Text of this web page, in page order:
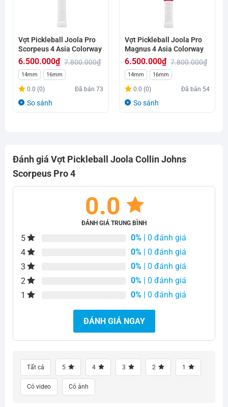
Vợt Pickleball Joola Pro
Scorpeus 4 Asia Colorway
7.800.000₫
Giá
gốc
là:
6.500.000₫
Giá
hiện
tại
14mm 16mm
0.0 (0) Đã bán73
So sánh
Vợt Pickleball Joola Pro
Magnus 4 Asia Colorway
7.800.000₫
Giá
gốc
là:
6.500.000₫
Giá
hiện
tại
14mm 16mm
0.0 (0) Đã bán 54
So sánh
Đánh giá Vợt Pickleball Joola Collin Johns
Scorpeus Pro 4
0.0
ĐÁNH GIÁ TRUNG BÌNH
5 0% | 0 đánh giá
4
0% | 0 đánh giá
3
0% | 0 đánh giá
2
0% | 0 đánh giá
1
0% | 0 đánh giá
ĐÁNH GIÁ NGAY
Tất cả 5 4 3 2 1
Có video Có ảnh